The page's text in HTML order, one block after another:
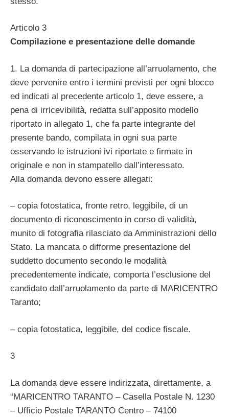
Articolo 3
Compilazione e presentazione delle domande
1. La domanda di partecipazione all’arruolamento, che
deve pervenire entro i termini previsti per ogni blocco
ed indicati al precedente articolo 1, deve essere, a
pena di irricevibilità, redatta sull’apposito modello
riportato in allegato 1, che fa parte integrante del
presente bando, compilata in ogni sua parte
osservando le istruzioni ivi riportate e firmate in
originale e non in stampatello dall’interessato.
Alla domanda devono essere allegati:
– copia fotostatica, fronte retro, leggibile, di un
documento di riconoscimento in corso di validità,
munito di fotografia rilasciato da Amministrazioni dello
Stato. La mancata o difforme presentazione del
suddetto documento secondo le modalità
precedentemente indicate, comporta l’esclusione del
candidato dall’arruolamento da parte di MARICENTRO
Taranto;
– copia fotostatica, leggibile, del codice fiscale.
3
La domanda deve essere indirizzata, direttamente, a
“MARICENTRO TARANTO – Casella Postale N. 1230
– Ufficio Postale TARANTO Centro – 74100